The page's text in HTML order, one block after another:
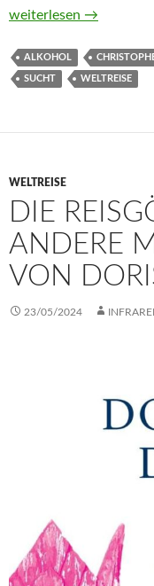
Die Welt im Glas. Ein
weiterlesen →
ALKOHOL
SUCHT WELTREISE
WELTREISE
DIE
ANDERE
VON
23/05/2024